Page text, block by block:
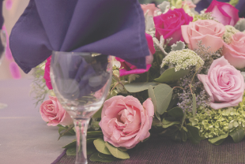
RÓDANO
- VER -